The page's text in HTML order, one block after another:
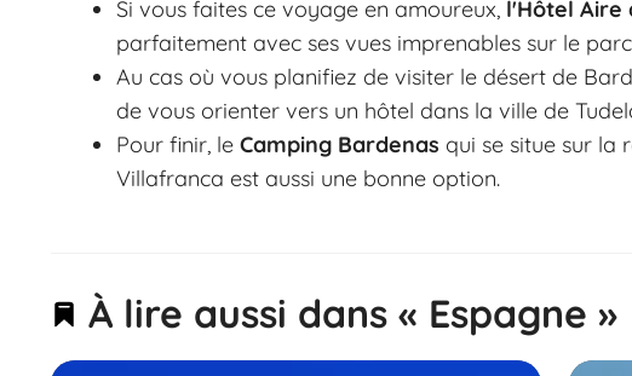
Si vous faites ce voyage en amoureux, l'Hôtel Aire
parfaitement avec ses vues imprenables sur le
Au cas où vous planifiez de visiter le désert de
de vous orienter vers un hôtel dans la ville de
Pour finir, le Camping Bardenas qui se situe sur la
Villafranca est aussi une bonne option.
À lire aussi dans « Espagne »